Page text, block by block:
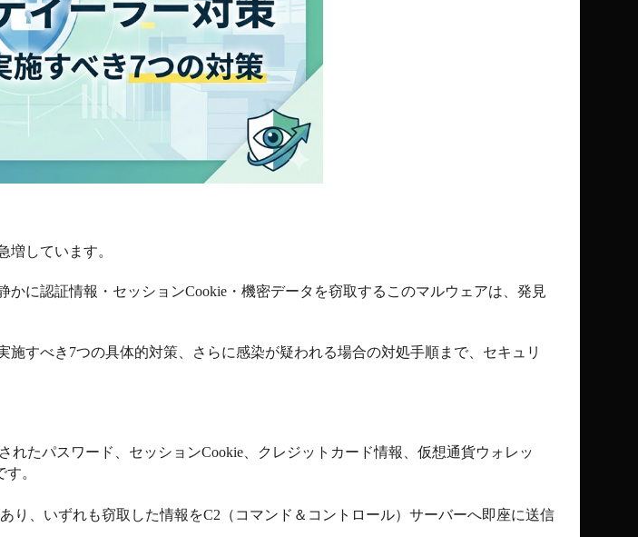
しています。
かに認証情報・セッションCookie・機密データを窃取するこのマルウェアは、発見
施すべき 7つの具体的対策、さらに感染が疑われる場合の対処手順まで、セキュリ
れたパスワード、セッションCookie、クレジットカード情報、仮想通貨ウォレッ
。
り、いずれも窃取した情報をC2 （コマンド＆コントロール）サーバーへ即座に送信